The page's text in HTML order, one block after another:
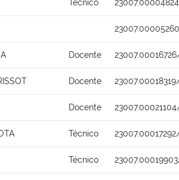
Técnico
Docente
Docente
Docente
Técnico
Técnico